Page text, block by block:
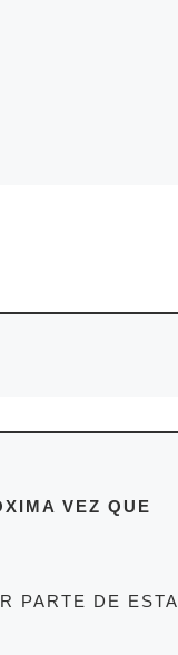
VEZ QUE
PARTE DE ESTA